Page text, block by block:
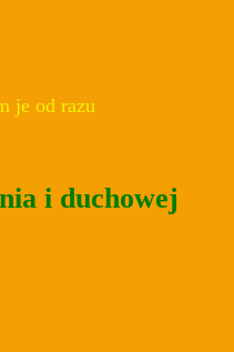
je od razu
i duchowej